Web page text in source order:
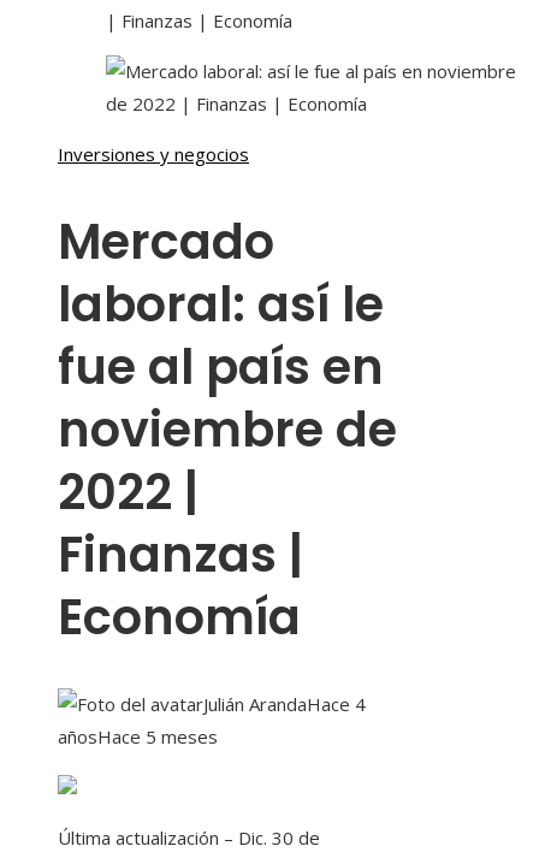
| Finanzas | Economía
Inversiones y negocios
Mercado
laboral: así le
fue al país en
noviembre de
2022 |
Finanzas |
Economía
Julián ArandaHace 4
añosHace 5 meses
Última actualización – Dic. 30 de